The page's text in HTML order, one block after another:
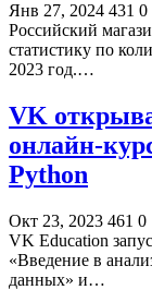
Янв 27, 2024 431 0
Российский
статистику по
2023 год.…
VK
онлайн-
Python
Окт 23, 2023 461 0
VK Education
«Введение в
данных» и…